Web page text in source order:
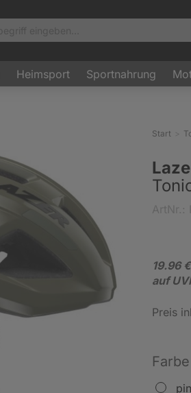
Heimsport Sportnahrung
Start
19.96
auf
Preis